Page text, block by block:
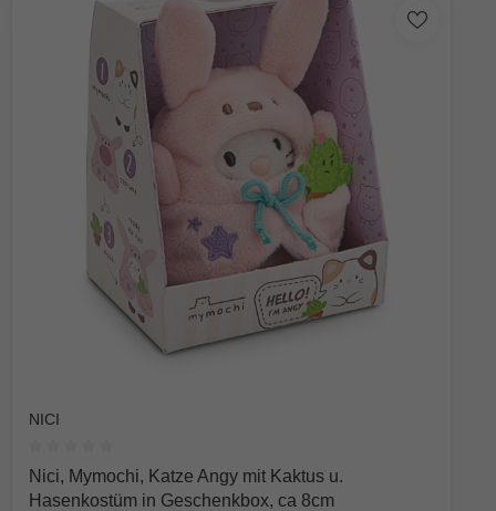
NICI
Durchschnittliche Bewertung von 0 von 5 Sternen
Nici, Mymochi, Katze Angy mit Kaktus u.
Hasenkostüm in Geschenkbox, ca 8cm